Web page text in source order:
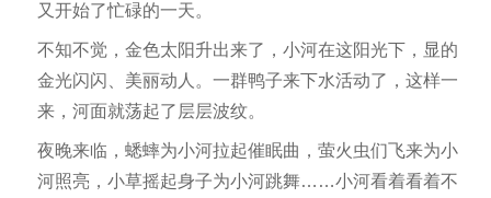
又开始了忙碌的一天。
不知不觉，金色太阳升出来了，小河在这阳光下，显的
金光闪闪、美丽动人。一群鸭子来下水活动了，这样一
来，河面就荡起了层层波纹。
夜晚来临，蟋蟀为小河拉起催眠曲，萤火虫们飞来为小
河照亮，小草摇起身子为小河跳舞……小河看着看着不